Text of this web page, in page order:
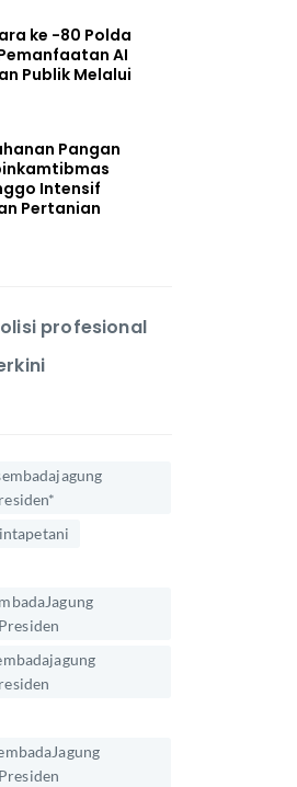
ke -80 Polda
AI
Publik Melalui
Pangan
Intensif
Pertanian
profesional